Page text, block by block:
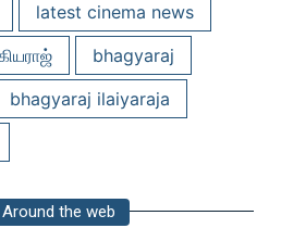
latest cinema news
bhagyaraj
bhagyaraj ilaiyaraja
the web